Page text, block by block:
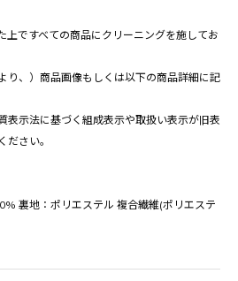
ですべての商品にクリーニングを施してお
り、）商品画像もしくは以下の商品詳細に記
示法に基づく組成表示や取扱い表示が旧表
ださい。
裏地：ポリエステル 複合繊維(ポリエステ